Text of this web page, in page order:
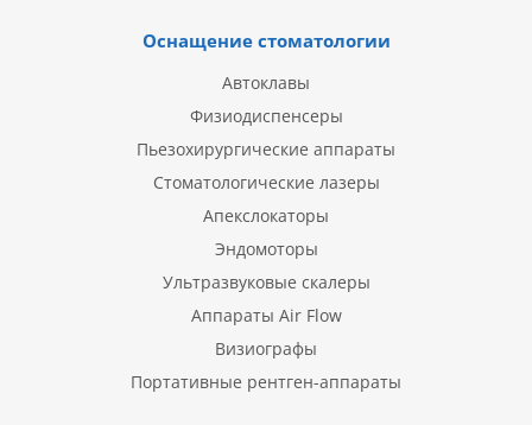
Оснащение стоматологии
Автоклавы
Физиодиспенсеры
Пьезохирургические аппараты
Стоматологические лазеры
Апекслокаторы
Эндомоторы
Ультразвуковые скалеры
Аппараты Air Flow
Визиографы
Портативные рентген-аппараты